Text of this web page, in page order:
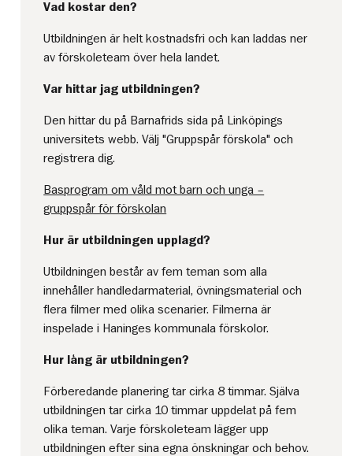
Vad kostar den?
Utbildningen är helt kostnadsfri och kan laddas ner
av förskoleteam över hela landet.
Var hittar jag utbildningen?
Den hittar du på Barnafrids sida på Linköpings
universitets webb. Välj "Gruppspår förskola" och
registrera dig.
Basprogram om våld mot barn och unga –
gruppspår för förskolan
Hur är utbildningen upplagd?
Utbildningen består av fem teman som alla
innehåller handledarmaterial, övningsmaterial och
flera filmer med olika scenarier. Filmerna är
inspelade i Haninges kommunala förskolor.
Hur lång är utbildningen?
Förberedande planering tar cirka 8 timmar. Själva
utbildningen tar cirka 10 timmar uppdelat på fem
olika teman. Varje förskoleteam lägger upp
utbildningen efter sina egna önskningar och behov.